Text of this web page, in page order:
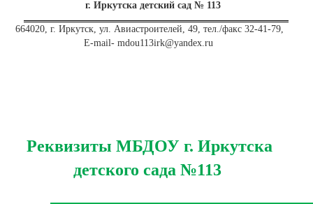
г. Иркутска детский сад № 113
664020, г. Иркутск, ул. Авиастроителей, 49, тел./факс 32-41-79,
E-mail- mdou113irk@yandex.ru
Реквизиты МБДОУ г. Иркутска
детского сада №113